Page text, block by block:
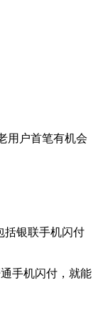
用户首笔有机会
括银联手机闪付
手机闪付，就能